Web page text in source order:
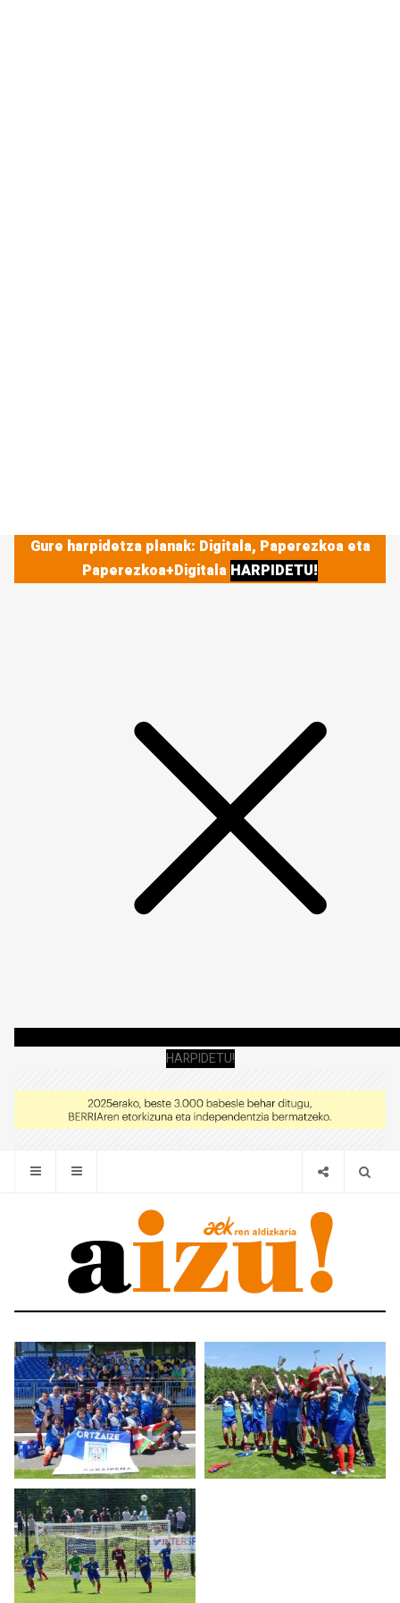
Gure harpidetza planak: Digitala, Paperezkoa eta
Paperezkoa+Digitala HARPIDETU!
HARPIDETU!